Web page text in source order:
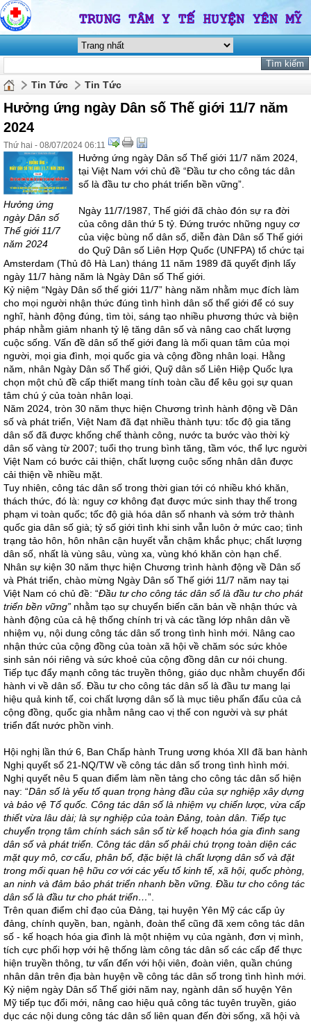
Tin Tức Tin Tức
Hưởng ứng ngày Dân số Thế giới 11/7 năm
2024
Thứ hai - 08/07/2024 06:11
Hưởng ứng
ngày Dân số
Thế giới 11/7
năm 2024
Hưởng ứng ngày Dân số Thế giới 11/7 năm 2024,
tại Việt Nam với chủ đề “Đầu tư cho công tác dân
số là đầu tư cho phát triển bền vững”.
Ngày 11/7/1987, Thế giới đã chào đón sự ra đời
của công dân thứ 5 tỷ. Đứng trước những nguy cơ
của việc bùng nổ dân số, diễn đàn Dân số Thế giới
do Quỹ Dân số Liên Hợp Quốc (UNFPA) tổ chức tại
Amsterdam (Thủ đô Hà Lan) tháng 11 năm 1989 đã quyết định lấy
ngày 11/7 hàng năm là Ngày Dân số Thế giới.
Kỷ niệm “Ngày Dân số thế giới 11/7” hàng năm nhằm mục đích làm
cho mọi ng­ười nhận thức đúng tình hình dân số thế giới để có suy
nghĩ, hành động đúng, tìm tòi, sáng tạo nhiều phương thức và biện
pháp nhằm giảm nhanh tỷ lệ tăng dân số và nâng cao chất l­ượng
cuộc sống. Vấn đề dân số thế giới đang là mối quan tâm của mọi
người, mọi gia đình, mọi quốc gia và cộng đồng nhân loại. Hằng
năm, nhân Ngày Dân số Thế giới, Quỹ dân số Liên Hiệp Quốc lựa
chọn một chủ đề cấp thiết mang tính toàn cầu để kêu gọi sự quan
tâm chú ý của toàn nhân loại.
Năm 2024, tròn 30 năm thực hiện Chương trình hành động về Dân
số và phát triển, Việt Nam đã đạt nhiều thành tựu: tốc độ gia tăng
dân số đã được khống chế thành công, nước ta bước vào thời kỳ
dân số vàng từ 2007; tuổi thọ trung bình tăng, tầm vóc, thể lực người
Việt Nam có bước cải thiện, chất lượng cuộc sống nhân dân được
cải thiện về nhiều mặt.
Tuy nhiên, công tác dân số trong thời gian tới có nhiều khó khăn,
thách thức, đó là: nguy cơ không đạt được mức sinh thay thế trong
phạm vi toàn quốc; tốc độ già hóa dân số nhanh và sớm trở thành
quốc gia dân số già; tỷ số giới tình khi sinh vẫn luôn ở mức cao; tình
trạng tảo hôn, hôn nhân cận huyết vẫn chậm khắc phục; chất lượng
dân số, nhất là vùng sâu, vùng xa, vùng khó khăn còn hạn chế.
Nhân sự kiện 30 năm thực hiện Chương trình hành động về Dân số
và Phát triển, chào mừng Ngày Dân số Thế giới 11/7 năm nay tại
Việt Nam có chủ đề: “Đầu tư cho công tác dân số là đầu tư cho phát
triển bền vững” nhằm tạo sự chuyển biến căn bản về nhận thức và
hành động của cả hệ thống chính trị và các tầng lớp nhân dân về
nhiệm vụ, nội dung công tác dân số trong tình hình mới. Nâng cao
nhận thức của cộng đồng của toàn xã hội về chăm sóc sức khỏe
sinh sản nói riêng và sức khoẻ của cộng đồng dân cư nói chung.
Tiếp tục đẩy mạnh công tác truyền thông, giáo dục nhằm chuyển đổi
hành vi về dân số. Đầu tư cho công tác dân số là đầu tư mang lại
hiệu quả kinh tế, coi chất lượng dân số là mục tiêu phấn đấu của cả
cộng đồng, quốc gia nhằm nâng cao vị thế con người và sự phát
triển đất nước phồn vinh.
Hội nghị lần thứ 6, Ban Chấp hành Trung ương khóa XII đã ban hành
Nghị quyết số 21-NQ/TW về công tác dân số trong tình hình mới.
Nghị quyết nêu 5 quan điểm làm nền tảng cho công tác dân số hiện
nay: “Dân số là yếu tố quan trọng hàng đầu của sự nghiệp xây dựng
và bảo vệ Tổ quốc. Công tác dân số là nhiệm vụ chiến lược, vừa cấp
thiết vừa lâu dài; là sự nghiệp của toàn Đảng, toàn dân. Tiếp tục
chuyển trọng tâm chính sách sân số từ kế hoạch hóa gia đình sang
dân số và phát triển. Công tác dân số phải chú trọng toàn diện các
mặt quy mô, cơ cấu, phân bố, đặc biệt là chất lượng dân số và đặt
trong mối quan hệ hữu cơ với các yếu tố kinh tế, xã hội, quốc phòng,
an ninh và đảm bảo phát triển nhanh bền vững. Đầu tư cho công tác
dân số là đầu tư cho phát triển…”.
Trên quan điểm chỉ đạo của Đảng, tại huyện Yên Mỹ các cấp ủy
đảng, chính quyền, ban, ngành, đoàn thể cũng đã xem công tác dân
số - kế hoạch hóa gia đình là một nhiệm vụ của ngành, đơn vị mình,
tích cực phối hợp với hệ thống làm công tác dân số các cấp để thực
hiện truyền thông, tư vấn đến với hội viên, đoàn viên, quần chúng
nhân dân trên địa bàn huyện về công tác dân số trong tình hình mới.
Kỷ niệm ngày Dân số Thế giới năm nay, ngành dân số huyện Yên
Mỹ tiếp tục đổi mới, nâng cao hiệu quả công tác tuyên truyền, giáo
dục các nội dung công tác dân số liên quan đến đời sống, xã hội và